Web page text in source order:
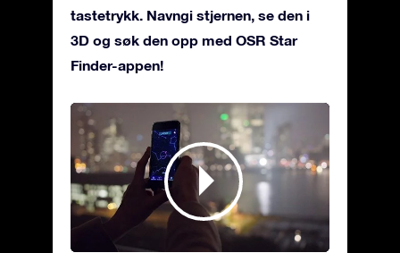
tastetrykk. Navngi stjernen, se den i
3D og søk den opp med OSR Star
Finder-appen!